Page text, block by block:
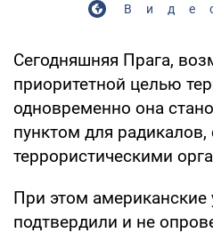
Сегодняшняя Прага,
приоритетной целью
одновременно она
пунктом для
террористическими
При этом американские
подтвердили и не